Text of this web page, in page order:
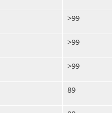
>99
>99
>99
89